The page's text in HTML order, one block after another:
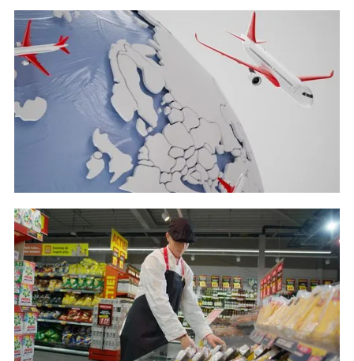
MaxoRize - Wellness without interruption
Bekijk project
Air Cargo Consultants - Corporate
Bekijk project